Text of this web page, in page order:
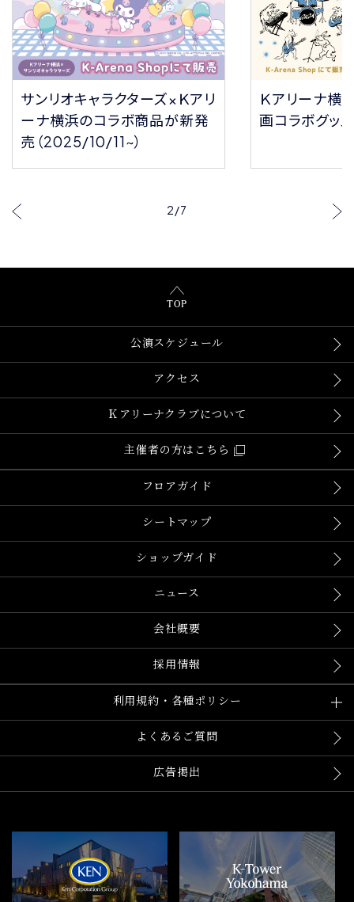
サンリオキャラクターズ×Ｋアリ
ーナ横浜のコラボ商品が新発
売（2025/10/11~）
Ｋアリーナ横
画コラボグッ
2/7
TOP
公演スケジュール
アクセス
Ｋアリーナクラブについて
主催者の方はこちら
フロアガイド
シートマップ
ショップガイド
ニュース
会社概要
採用情報
利用規約・各種ポリシー
よくあるご質問
広告掲出